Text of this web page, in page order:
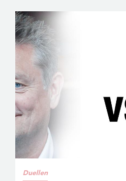
Duellen